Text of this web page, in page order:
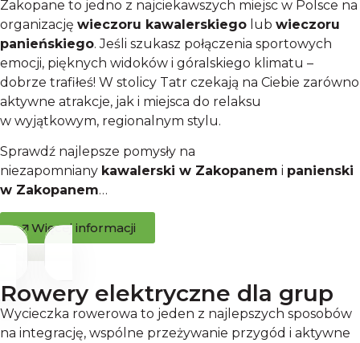
Zakopane to jedno z najciekawszych miejsc w Polsce na
organizację wieczoru kawalerskiego lub wieczoru
panieńskiego. Jeśli szukasz połączenia sportowych
emocji, pięknych widoków i góralskiego klimatu –
dobrze trafiłeś! W stolicy Tatr czekają na Ciebie zarówno
aktywne atrakcje, jak i miejsca do relaksu
w wyjątkowym, regionalnym stylu.
Sprawdź najlepsze pomysły na
niezapomniany kawalerski w Zakopanem i panienski
w Zakopanem…
Więcej informacji
Rowery elektryczne dla grup
Wycieczka rowerowa to jeden z najlepszych sposobów
na integrację, wspólne przeżywanie przygód i aktywne